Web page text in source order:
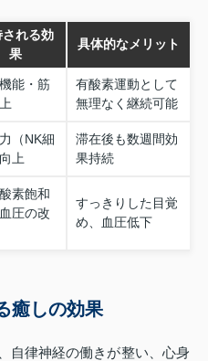
される効
果
具体的なメリット
能・筋
有酸素運動として
無理なく継続可能
（NK細
上
滞在後も数週間効
果持続
素飽和
圧の改
すっきりした目覚
め、血圧低下
癒しの効果
自律神経の働きが整い、心身